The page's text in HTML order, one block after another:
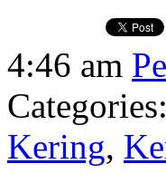
4:46 am
Categories:
Kering,